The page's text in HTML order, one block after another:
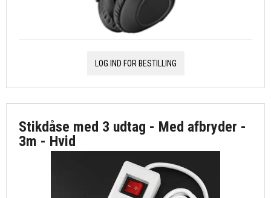
LOG IND FOR BESTILLING
Stikdåse med 3 udtag - Med afbryder -
3m - Hvid